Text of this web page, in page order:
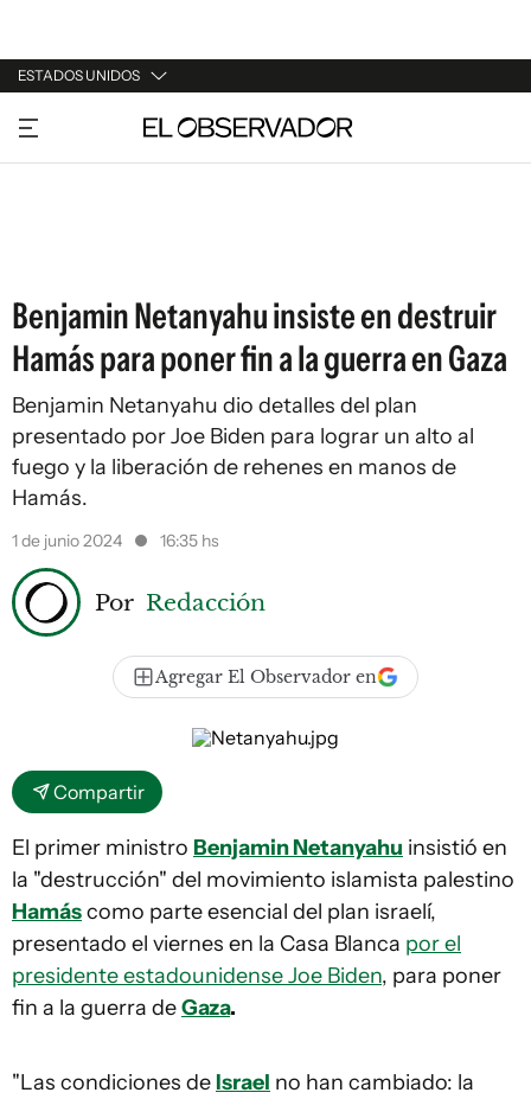
ESTADOS UNIDOS
URUGUAY
ARGENTINA
Benjamin Netanyahu insiste en destruir
Hamás para poner fin a la guerra en Gaza
Benjamin Netanyahu dio detalles del plan
presentado por Joe Biden para lograr un alto al
fuego y la liberación de rehenes en manos de
Hamás.
1 de junio 2024 16:35 hs
Por Redacción
Agregar El Observador en
Compartir
El primer ministro Benjamin Netanyahu insistió en
la "destrucción" del movimiento islamista palestino
Hamáscomo parte esencial del plan israelí,
presentado el viernes en la Casa Blanca por el
presidente estadounidense Joe Biden, para poner
fin a la guerra deGaza.
"Las condiciones deIsrael no han cambiado: la